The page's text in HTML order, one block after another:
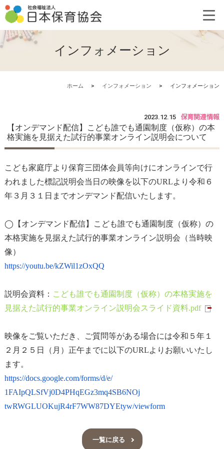
インフォメーション
ホーム > インフォメーション > インフォメーション
2023.12.15
【オンデマンド配信】こども誰でも通園制度（仮称）の本
格実施を見据えた試行的事業オンライン説明会について
こども家庭庁より保育三団体会員等向けにオンラインで行
われました標記説明会当日の映像を以下のURLより令和６
年３月３１日までオンデマンド配信いたします。
◯【オンデマンド配信】こども誰でも通園制度（仮称）の
本格実施を見据えた試行的事業オンライン説明会（当時映
像）
https://youtu.be/kZWil1zOxQQ
説明会資料： こども誰でも通園制度（仮称）の本格実施を
見据えた試行的事業オンライン説明会スライド資料.pdf
映像をご覧いただき、ご質問等がある場合には令和５年１
２月２５日（月）正午までに以下のURLよりお願いいたし
ます。
https://docs.google.com/forms/d/e/
1FAIpQLSfVj0D4PHqEGz3mq4SB6NOj
twRWGLUOKujR4rF7WW87DYEtyw/viewform
一覧に戻る